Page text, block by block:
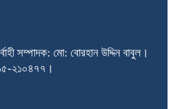
সম্পাদক: মো: বোরহান উদ্দিন বাবুল।
২১০৪৭৭।